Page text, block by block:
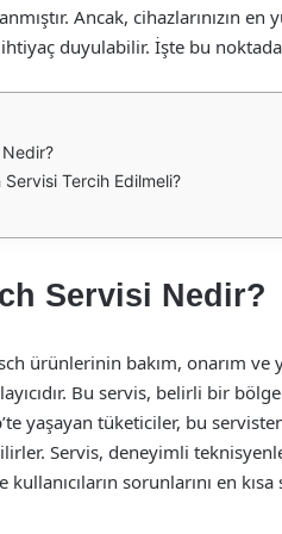
Ancak, cihazlarınızın
duyulabilir. İşte bu
Tercih Edilmeli?
Servisi Nedir?
ürünlerinin bakım, onarım
Bu servis, belirli bir
yaşayan tüketiciler, bu
Servis, deneyimli
sorunlarını en